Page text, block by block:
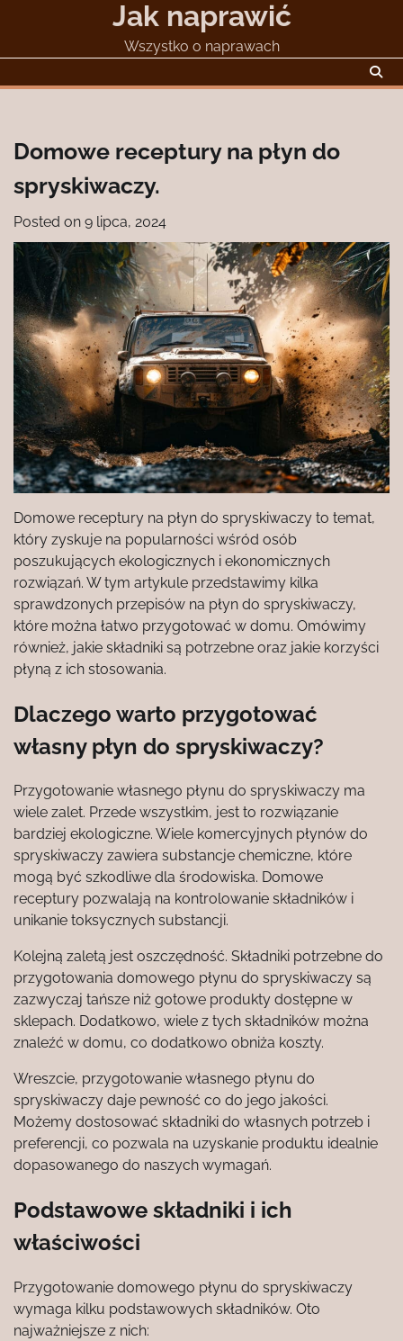
Jak naprawić
Wszystko o naprawach
Domowe receptury na płyn do
spryskiwaczy.
Posted on 9 lipca, 2024
Domowe receptury na płyn do spryskiwaczy to temat,
który zyskuje na popularności wśród osób
poszukujących ekologicznych i ekonomicznych
rozwiązań. W tym artykule przedstawimy kilka
sprawdzonych przepisów na płyn do spryskiwaczy,
które można łatwo przygotować w domu. Omówimy
również, jakie składniki są potrzebne oraz jakie korzyści
płyną z ich stosowania.
Dlaczego warto przygotować
własny płyn do spryskiwaczy?
Przygotowanie własnego płynu do spryskiwaczy ma
wiele zalet. Przede wszystkim, jest to rozwiązanie
bardziej ekologiczne. Wiele komercyjnych płynów do
spryskiwaczy zawiera substancje chemiczne, które
mogą być szkodliwe dla środowiska. Domowe
receptury pozwalają na kontrolowanie składników i
unikanie toksycznych substancji.
Kolejną zaletą jest oszczędność. Składniki potrzebne do
przygotowania domowego płynu do spryskiwaczy są
zazwyczaj tańsze niż gotowe produkty dostępne w
sklepach. Dodatkowo, wiele z tych składników można
znaleźć w domu, co dodatkowo obniża koszty.
Wreszcie, przygotowanie własnego płynu do
spryskiwaczy daje pewność co do jego jakości.
Możemy dostosować składniki do własnych potrzeb i
preferencji, co pozwala na uzyskanie produktu idealnie
dopasowanego do naszych wymagań.
Podstawowe składniki i ich
właściwości
Przygotowanie domowego płynu do spryskiwaczy
wymaga kilku podstawowych składników. Oto
najważniejsze z nich: